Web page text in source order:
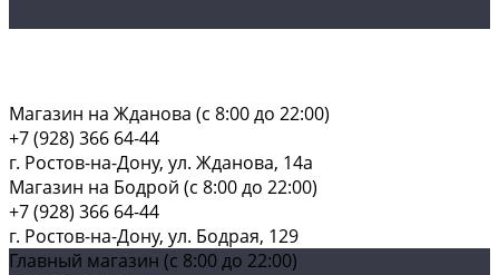
Магазин на Жданова (c 8:00 до 22:00)
+7 (928) 366 64-44
г. Ростов-на-Дону, ул. Жданова, 14а
Магазин на Бодрой (c 8:00 до 22:00)
+7 (928) 366 64-44
г. Ростов-на-Дону, ул. Бодрая, 129
Главный магазин (c 8:00 до 22:00)